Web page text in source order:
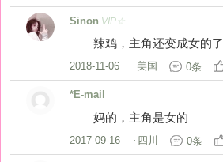
Sinon VIP☆
辣鸡，主角还变成女的了
2018-11-06 · 美国 0条
*E-mail
妈的，主角是女的
2017-09-16 · 四川 0条